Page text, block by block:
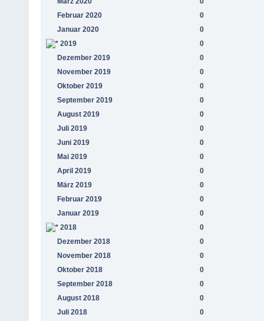
Februar 2020
0
Januar 2020
0
2019
0
Dezember 2019
0
November 2019
0
Oktober 2019
0
September 2019
0
August 2019
0
Juli 2019
0
Juni 2019
0
Mai 2019
0
April 2019
0
März 2019
0
Februar 2019
0
Januar 2019
0
2018
0
Dezember 2018
0
November 2018
0
Oktober 2018
0
September 2018
0
August 2018
0
Juli 2018
0